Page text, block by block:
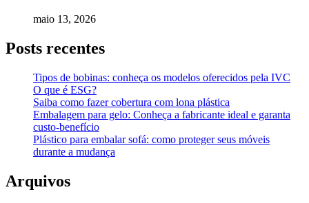
maio 13, 2026
Posts recentes
Tipos de bobinas: conheça os modelos oferecidos pela IVC
O que é ESG?
Saiba como fazer cobertura com lona plástica
Embalagem para gelo: Conheça a fabricante ideal e garanta
custo-benefício
Plástico para embalar sofá: como proteger seus móveis
durante a mudança
Arquivos